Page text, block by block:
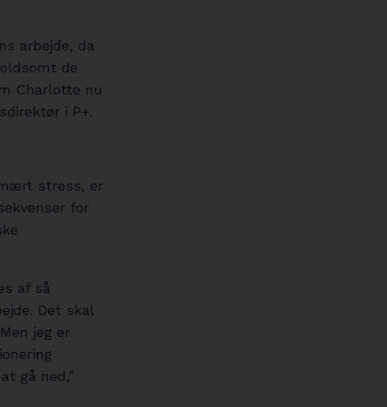
arbejde, da
de
Charlotte nu
i P+.
stress, er
for
af så
Det skal
jeg er
gå ned,”